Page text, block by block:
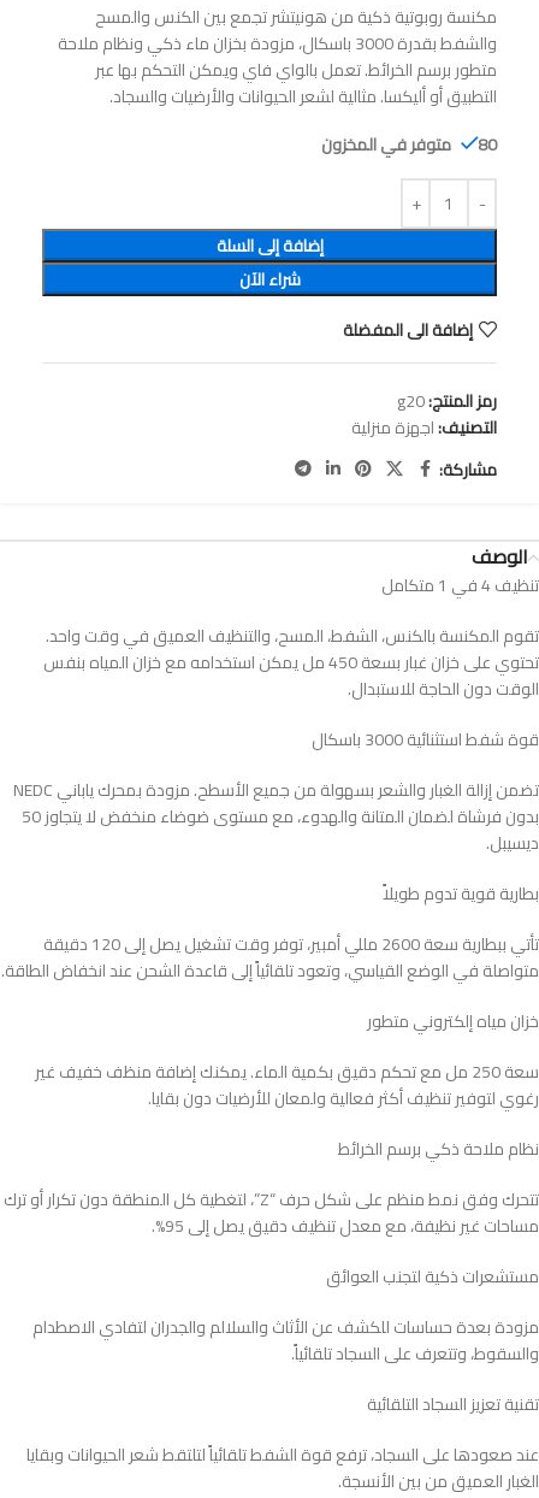
مكنسة روبوتية ذكية من هونيتشر تجمع بين الكنس والمسح
والشفط بقدرة 3000 باسكال، مزودة بخزان ماء ذكي ونظام ملاحة
متطور برسم الخرائط. تعمل بالواي فاي ويمكن التحكم بها عبر
التطبيق أو أليكسا. مثالية لشعر الحيوانات والأرضيات والسجاد.
80 متوفر في المخزون
إضافة إلى السلة
شراء الآن
إضافة الى المفضلة
رمز المنتج:g20
التصنيف:اجهزة منزلية
مشاركة:
الوصف
تنظيف 4 في 1 متكامل
تقوم المكنسة بالكنس، الشفط، المسح، والتنظيف العميق في وقت واحد.
تحتوي على خزان غبار بسعة 450 مل يمكن استخدامه مع خزان المياه بنفس
الوقت دون الحاجة للاستبدال.
قوة شفط استثنائية 3000 باسكال
تضمن إزالة الغبار والشعر بسهولة من جميع الأسطح. مزودة بمحرك ياباني NEDC
بدون فرشاة لضمان المتانة والهدوء، مع مستوى ضوضاء منخفض لا يتجاوز 50
ديسيبل.
بطارية قوية تدوم طويلاً
تأتي ببطارية سعة 2600 مللي أمبير، توفر وقت تشغيل يصل إلى 120 دقيقة
متواصلة في الوضع القياسي، وتعود تلقائياً إلى قاعدة الشحن عند انخفاض الطاقة.
خزان مياه إلكتروني متطور
سعة 250 مل مع تحكم دقيق بكمية الماء. يمكنك إضافة منظف خفيف غير
رغوي لتوفير تنظيف أكثر فعالية ولمعان للأرضيات دون بقايا.
نظام ملاحة ذكي برسم الخرائط
تتحرك وفق نمط منظم على شكل حرف “Z”، لتغطية كل المنطقة دون تكرار أو ترك
مساحات غير نظيفة، مع معدل تنظيف دقيق يصل إلى 95%.
مستشعرات ذكية لتجنب العوائق
مزودة بعدة حساسات للكشف عن الأثاث والسلالم والجدران لتفادي الاصطدام
والسقوط، وتتعرف على السجاد تلقائياً.
تقنية تعزيز السجاد التلقائية
عند صعودها على السجاد، ترفع قوة الشفط تلقائياً لتلتقط شعر الحيوانات وبقايا
الغبار العميق من بين الأنسجة.